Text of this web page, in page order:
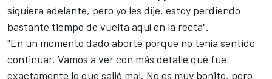
siguiera adelante, pero yo les dije, estoy perdiendo
bastante tiempo de vuelta aquí en la recta".
"En un momento dado aborté porque no tenía sentido
continuar. Vamos a ver con más detalle qué fue
exactamente lo que salió mal. No es muy bonito, pero